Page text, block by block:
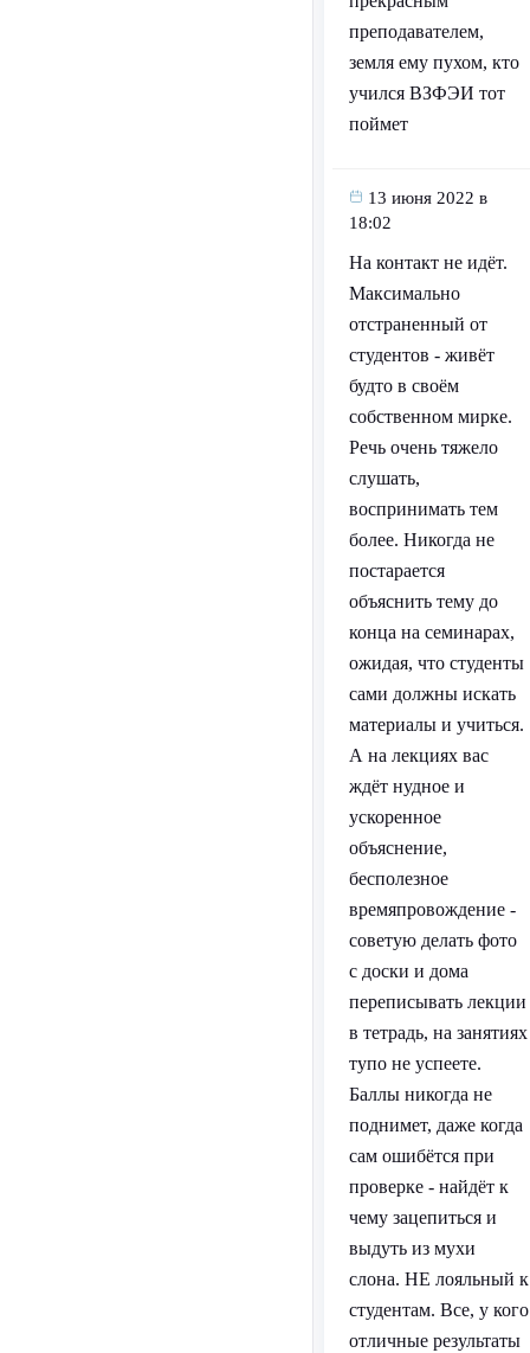
преподавателем,
земля ему пухом, кто
учился ВЗФЭИ тот
поймет
13 июня 2022 в
18:02
На контакт не идёт.
Максимально
отстраненный от
студентов - живёт
будто в своём
собственном мирке.
Речь очень тяжело
слушать,
воспринимать тем
более. Никогда не
постарается
объяснить тему до
конца на семинарах,
ожидая, что студенты
сами должны искать
материалы и учиться.
А на лекциях вас
ждёт нудное и
ускоренное
объяснение,
бесполезное
времяпровождение -
советую делать фото
с доски и дома
переписывать лекции
в тетрадь, на занятиях
тупо не успеете.
Баллы никогда не
поднимет, даже когда
сам ошибётся при
проверке - найдёт к
чему зацепиться и
выдуть из мухи
слона. НЕ лояльный к
студентам. Все, у кого
отличные результаты